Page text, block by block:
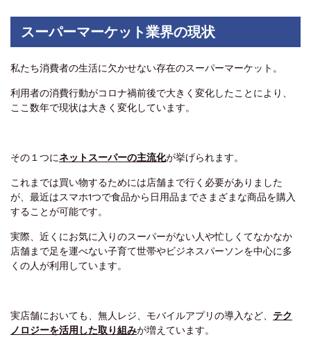
スーパーマーケット業界の現状
私たち消費者の生活に欠かせない存在のスーパーマーケット。
利用者の消費行動がコロナ禍前後で大きく変化したことにより、
ここ数年で現状は大きく変化しています。
その１つにネットスーパーの主流化が挙げられます。
これまでは買い物するためには店舗まで行く必要がありました
が、最近はスマホ1つで食品から日用品までさまざまな商品を購入
することが可能です。
実際、近くにお気に入りのスーパーがない人や忙しくてなかなか
店舗まで足を運べない子育て世帯やビジネスパーソンを中心に多
くの人が利用しています。
実店舗においても、無人レジ、モバイルアプリの導入など、 テク
ノロジーを活用した取り組みが増えています。